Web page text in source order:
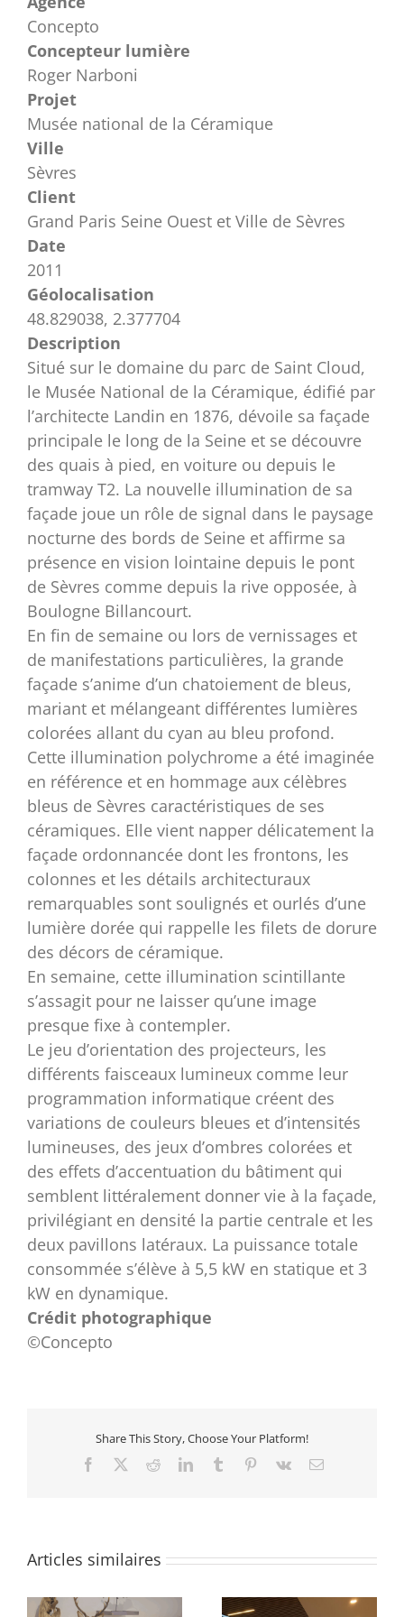
Concepto
Concepteur lumière
Roger Narboni
Projet
Musée national de la Céramique
Ville
Sèvres
Client
Grand Paris Seine Ouest et Ville de Sèvres
Date
2011
Géolocalisation
48.829038, 2.377704
Description
Situé sur le domaine du parc de Saint Cloud,
le Musée National de la Céramique, édifié par
l’architecte Landin en 1876, dévoile sa façade
principale le long de la Seine et se découvre
des quais à pied, en voiture ou depuis le
tramway T2. La nouvelle illumination de sa
façade joue un rôle de signal dans le paysage
nocturne des bords de Seine et affirme sa
présence en vision lointaine depuis le pont
de Sèvres comme depuis la rive opposée, à
Boulogne Billancourt.
En fin de semaine ou lors de vernissages et
de manifestations particulières, la grande
façade s’anime d’un chatoiement de bleus,
mariant et mélangeant différentes lumières
colorées allant du cyan au bleu profond.
Cette illumination polychrome a été imaginée
en référence et en hommage aux célèbres
bleus de Sèvres caractéristiques de ses
céramiques. Elle vient napper délicatement la
façade ordonnancée dont les frontons, les
colonnes et les détails architecturaux
remarquables sont soulignés et ourlés d’une
lumière dorée qui rappelle les filets de dorure
des décors de céramique.
En semaine, cette illumination scintillante
s’assagit pour ne laisser qu’une image
presque fixe à contempler.
Le jeu d’orientation des projecteurs, les
différents faisceaux lumineux comme leur
programmation informatique créent des
variations de couleurs bleues et d’intensités
lumineuses, des jeux d’ombres colorées et
des effets d’accentuation du bâtiment qui
semblent littéralement donner vie à la façade,
privilégiant en densité la partie centrale et les
deux pavillons latéraux. La puissance totale
consommée s’élève à 5,5 kW en statique et 3
kW en dynamique.
Crédit photographique
©Concepto
Share This Story, Choose Your Platform!
Facebook RedditLinkedInTumblr Pinterest
Vk Email
Articles similaires